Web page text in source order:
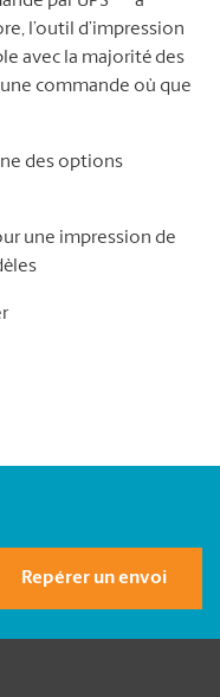
l’outil d’impression
avec la majorité des
commande où que
des options
une impression de
Repérer un envoi